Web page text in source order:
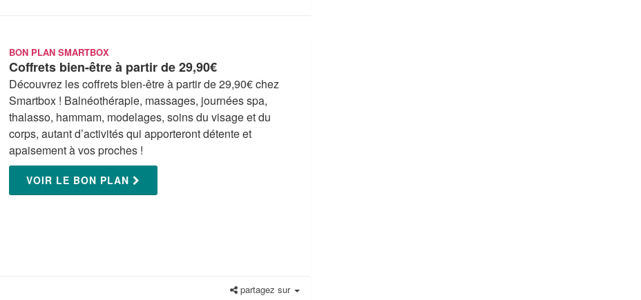
BON PLAN SMARTBOX
Coffrets bien-être à partir de 29,90€
Découvrez les coffrets bien-être à partir de 29,90€ chez
Smartbox ! Balnéothérapie, massages, journées spa,
thalasso, hammam, modelages, soins du visage et du
corps, autant d’activités qui apporteront détente et
apaisement à vos proches !
VOIR LE BON PLAN
partagez sur